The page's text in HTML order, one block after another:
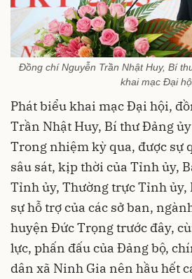
Đồng chí Nguyễn Trần Nhật Huy, Bí
khai mạc Đại
Phát biểu khai mạc Đại hội,
Trần Nhật Huy, Bí thư Đảng
Trong nhiệm kỳ qua, được sự
sâu sát, kịp thời của Tỉnh ủy,
Tỉnh ủy, Thường trực Tỉnh ủy,
sự hỗ trợ của các sở ban,
huyện Đức Trọng trước đây,
lực, phấn đấu của Đảng bộ,
dân xã Ninh Gia nên hầu hết